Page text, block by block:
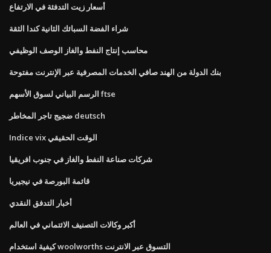
أسعار زيت التدفئة في الارتفاع
شراء الفضة السبائك الثانية كندا الثقة
محاسب إنتاج النفط والغاز الوصف الوظيفي
بنك الدولة من الهند صافي الخدمات المصرفية عبر الإنترنت مفتوحة
الرسم البياني لسوق الأسهم ftse
ضجيج تاجر المخاطر deutsch
Indice vix الوقت الحقيقي
شركات صناعة النفط والغاز في جنوب افريقيا
قائمة البورصة في نيجيريا
أخبار التدفق النقدي
أكبر وكالات التصنيف الائتماني في العالم
كيفية استخدام woolworths التسوق عبر الانترنت